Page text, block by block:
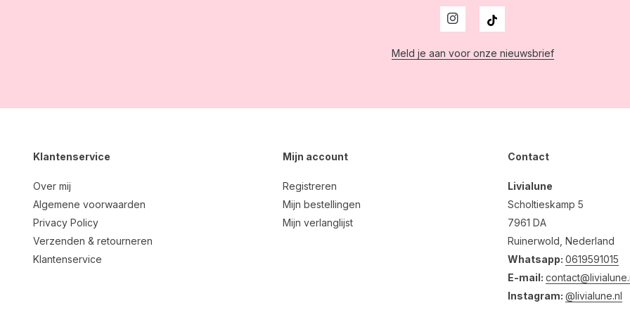
Meld je aan voor onze nieuwsbrief
Klantenservice
Over mij
Algemene voorwaarden
Privacy Policy
Verzenden & retourneren
Klantenservice
Mijn account
Registreren
Mijn bestellingen
Mijn verlanglijst
Contact
Livialune
Scholtieskamp 5
7961 DA
Ruinerwold, Nederland
Whatsapp: 0619591015
E-mail:
Instagram: @livialune.nl